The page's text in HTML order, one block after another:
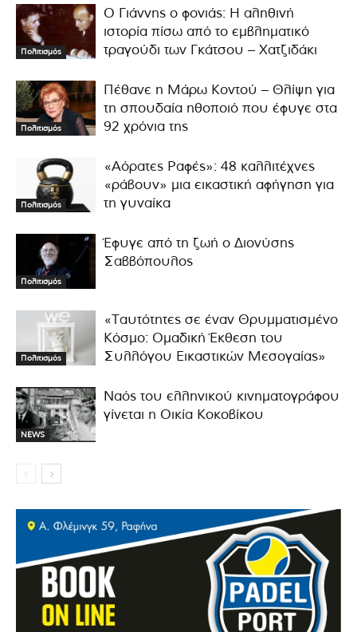
Πολιτισμός
Ο Γιάννης ο φονιάς: Η αληθινή
ιστορία πίσω από το εμβληματικό
τραγούδι των Γκάτσου – Χατζιδάκι
Πολιτισμός
Πέθανε η Μάρω Κοντού – Θλίψη για
τη σπουδαία ηθοποιό που έφυγε στα
92 χρόνια της
Πολιτισμός
«Αόρατες Ραφές»: 48 καλλιτέχνες
«ράβουν» μια εικαστική αφήγηση για
τη γυναίκα
Πολιτισμός
Έφυγε από τη ζωή ο Διονύσης
Σαββόπουλος
Πολιτισμός
«Ταυτότητες σε έναν Θρυμματισμένο
Κόσμο: Ομαδική Έκθεση του
Συλλόγου Εικαστικών Μεσογαίας»
NEWS
Ναός του ελληνικού κινηματογράφου
γίνεται η Οικία Κοκοβίκου